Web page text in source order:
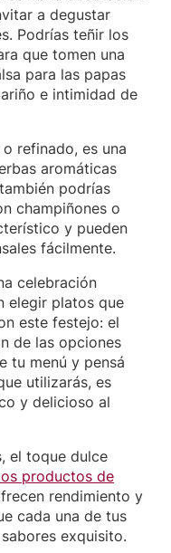
a degustar
Podrías teñir los
que tomen una
para las papas
e intimidad de
refinado, es una
aromáticas
podrías
champiñones o
y pueden
fácilmente.
celebración
elegir platos que
este festejo: el
de las opciones
tu menú y pensá
utilizarás, es
y delicioso al
el toque dulce
productos de
rendimiento y
cada una de tus
exquisito.